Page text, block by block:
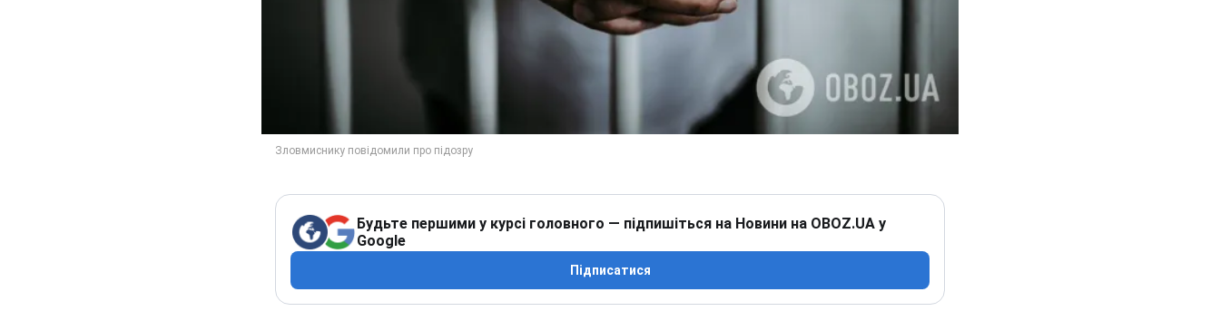
Будьте першими у курсі головного — підпишіться на Новини на OBOZ.UA у
Google
Підписатися